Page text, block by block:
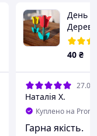
День
40 ₴
Наталія Х.
Куплено на
Гарна якість.